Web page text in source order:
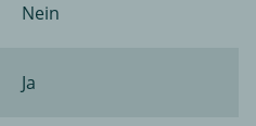
Nein
Ja